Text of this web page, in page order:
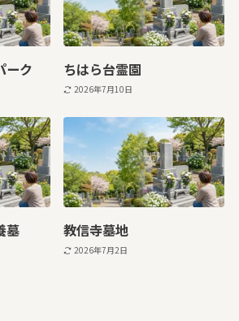
ーク ちはら台霊園
2026年7月10日
墓 教信寺墓地
2026年7月2日